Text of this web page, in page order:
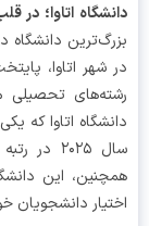
اتاوا؛ در قلب
دانشگاه دو
اتاوا، پایتخت
تحصیلی متنوع
این دانشگاه
دانشجویان خود